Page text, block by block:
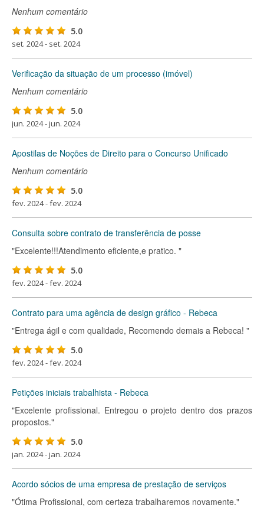
Nenhum comentário
5.0
set. 2024 - set. 2024
Verificação da situação de um processo (imóvel)
Nenhum comentário
5.0
jun. 2024 - jun. 2024
Apostilas de Noções de Direito para o Concurso Unificado
Nenhum comentário
5.0
fev. 2024 - fev. 2024
Consulta sobre contrato de transferência de posse
"Excelente!!!Atendimento eficiente,e pratico. "
5.0
fev. 2024 - fev. 2024
Contrato para uma agência de design gráfico - Rebeca
"Entrega ágil e com qualidade, Recomendo demais a Rebeca! "
5.0
fev. 2024 - fev. 2024
Petições iniciais trabalhista - Rebeca
"Excelente profissional. Entregou o projeto dentro dos prazos
propostos."
5.0
jan. 2024 - jan. 2024
Acordo sócios de uma empresa de prestação de serviços
"Ótima Profissional, com certeza trabalharemos novamente."